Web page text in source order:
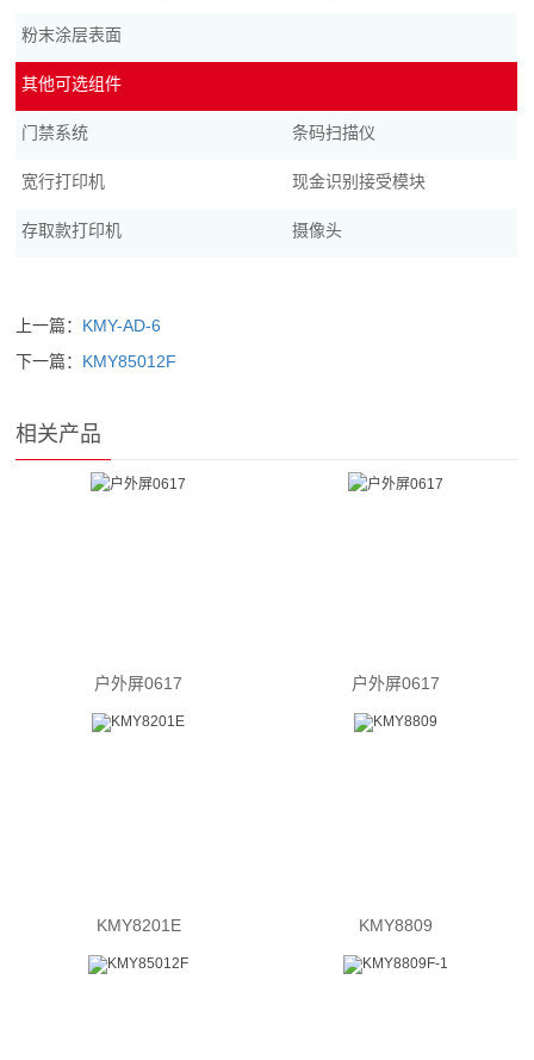
粉末涂层表面
其他可选组件
门禁系统 条码扫描仪
宽行打印机 现金识别接受模块
存取款打印机 摄像头
上一篇： KMY-AD-6
下一篇： KMY85012F
相关产品
户外屏0617 户外屏0617
KMY8201E KMY8809